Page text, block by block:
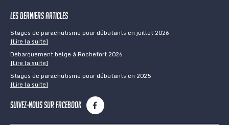
Les derniers articles
Stages de parachutisme pour débutants en juillet 2026
[Lire la suite]
Débarquement belge à Rochefort 2026
[Lire la suite]
Stages de parachutisme pour débutants en 2025
[Lire la suite]
Suivez-nous sur Facebook